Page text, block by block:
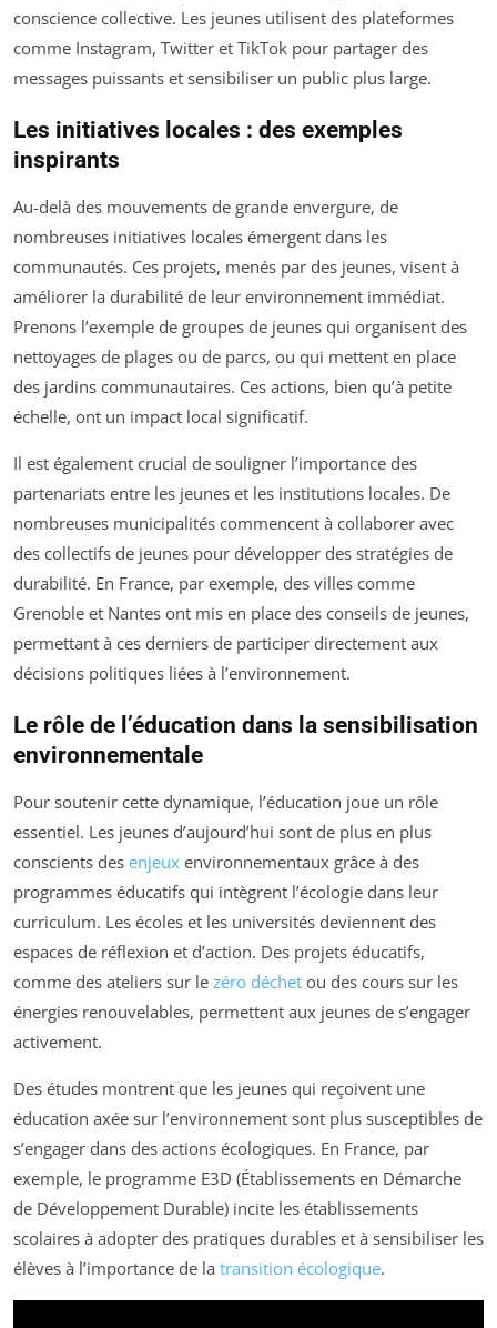
conscience collective. Les jeunes utilisent des plateformes
comme Instagram, Twitter et TikTok pour partager des
messages puissants et sensibiliser un public plus large.
Les initiatives locales : des exemples
inspirants
Au-delà des mouvements de grande envergure, de
nombreuses initiatives locales émergent dans les
communautés. Ces projets, menés par des jeunes, visent à
améliorer la durabilité de leur environnement immédiat.
Prenons l’exemple de groupes de jeunes qui organisent des
nettoyages de plages ou de parcs, ou qui mettent en place
des jardins communautaires. Ces actions, bien qu’à petite
échelle, ont un impact local significatif.
Il est également crucial de souligner l’importance des
partenariats entre les jeunes et les institutions locales. De
nombreuses municipalités commencent à collaborer avec
des collectifs de jeunes pour développer des stratégies de
durabilité. En France, par exemple, des villes comme
Grenoble et Nantes ont mis en place des conseils de jeunes,
permettant à ces derniers de participer directement aux
décisions politiques liées à l’environnement.
Le rôle de l’éducation dans la sensibilisation
environnementale
Pour soutenir cette dynamique, l’éducation joue un rôle
essentiel. Les jeunes d’aujourd’hui sont de plus en plus
conscients des enjeux environnementaux grâce à des
programmes éducatifs qui intègrent l’écologie dans leur
curriculum. Les écoles et les universités deviennent des
espaces de réflexion et d’action. Des projets éducatifs,
comme des ateliers sur le zéro déchet ou des cours sur les
énergies renouvelables, permettent aux jeunes de s’engager
activement.
Des études montrent que les jeunes qui reçoivent une
éducation axée sur l’environnement sont plus susceptibles de
s’engager dans des actions écologiques. En France, par
exemple, le programme E3D (Établissements en Démarche
de Développement Durable) incite les établissements
scolaires à adopter des pratiques durables et à sensibiliser les
élèves à l’importance de la transition écologique.